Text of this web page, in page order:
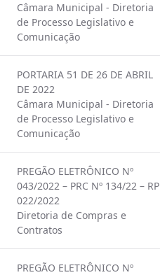
Câmara Municipal - Diretoria
de Processo Legislativo e
Comunicação
PORTARIA 51 DE 26 DE ABRIL
DE 2022
Câmara Municipal - Diretoria
de Processo Legislativo e
Comunicação
PREGÃO ELETRÔNICO Nº
043/2022 – PRC Nº 134/22 – RP
022/2022
Diretoria de Compras e
Contratos
PREGÃO ELETRÔNICO Nº